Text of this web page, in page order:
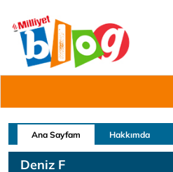
Ana Sayfam Hakkımda
Deniz F